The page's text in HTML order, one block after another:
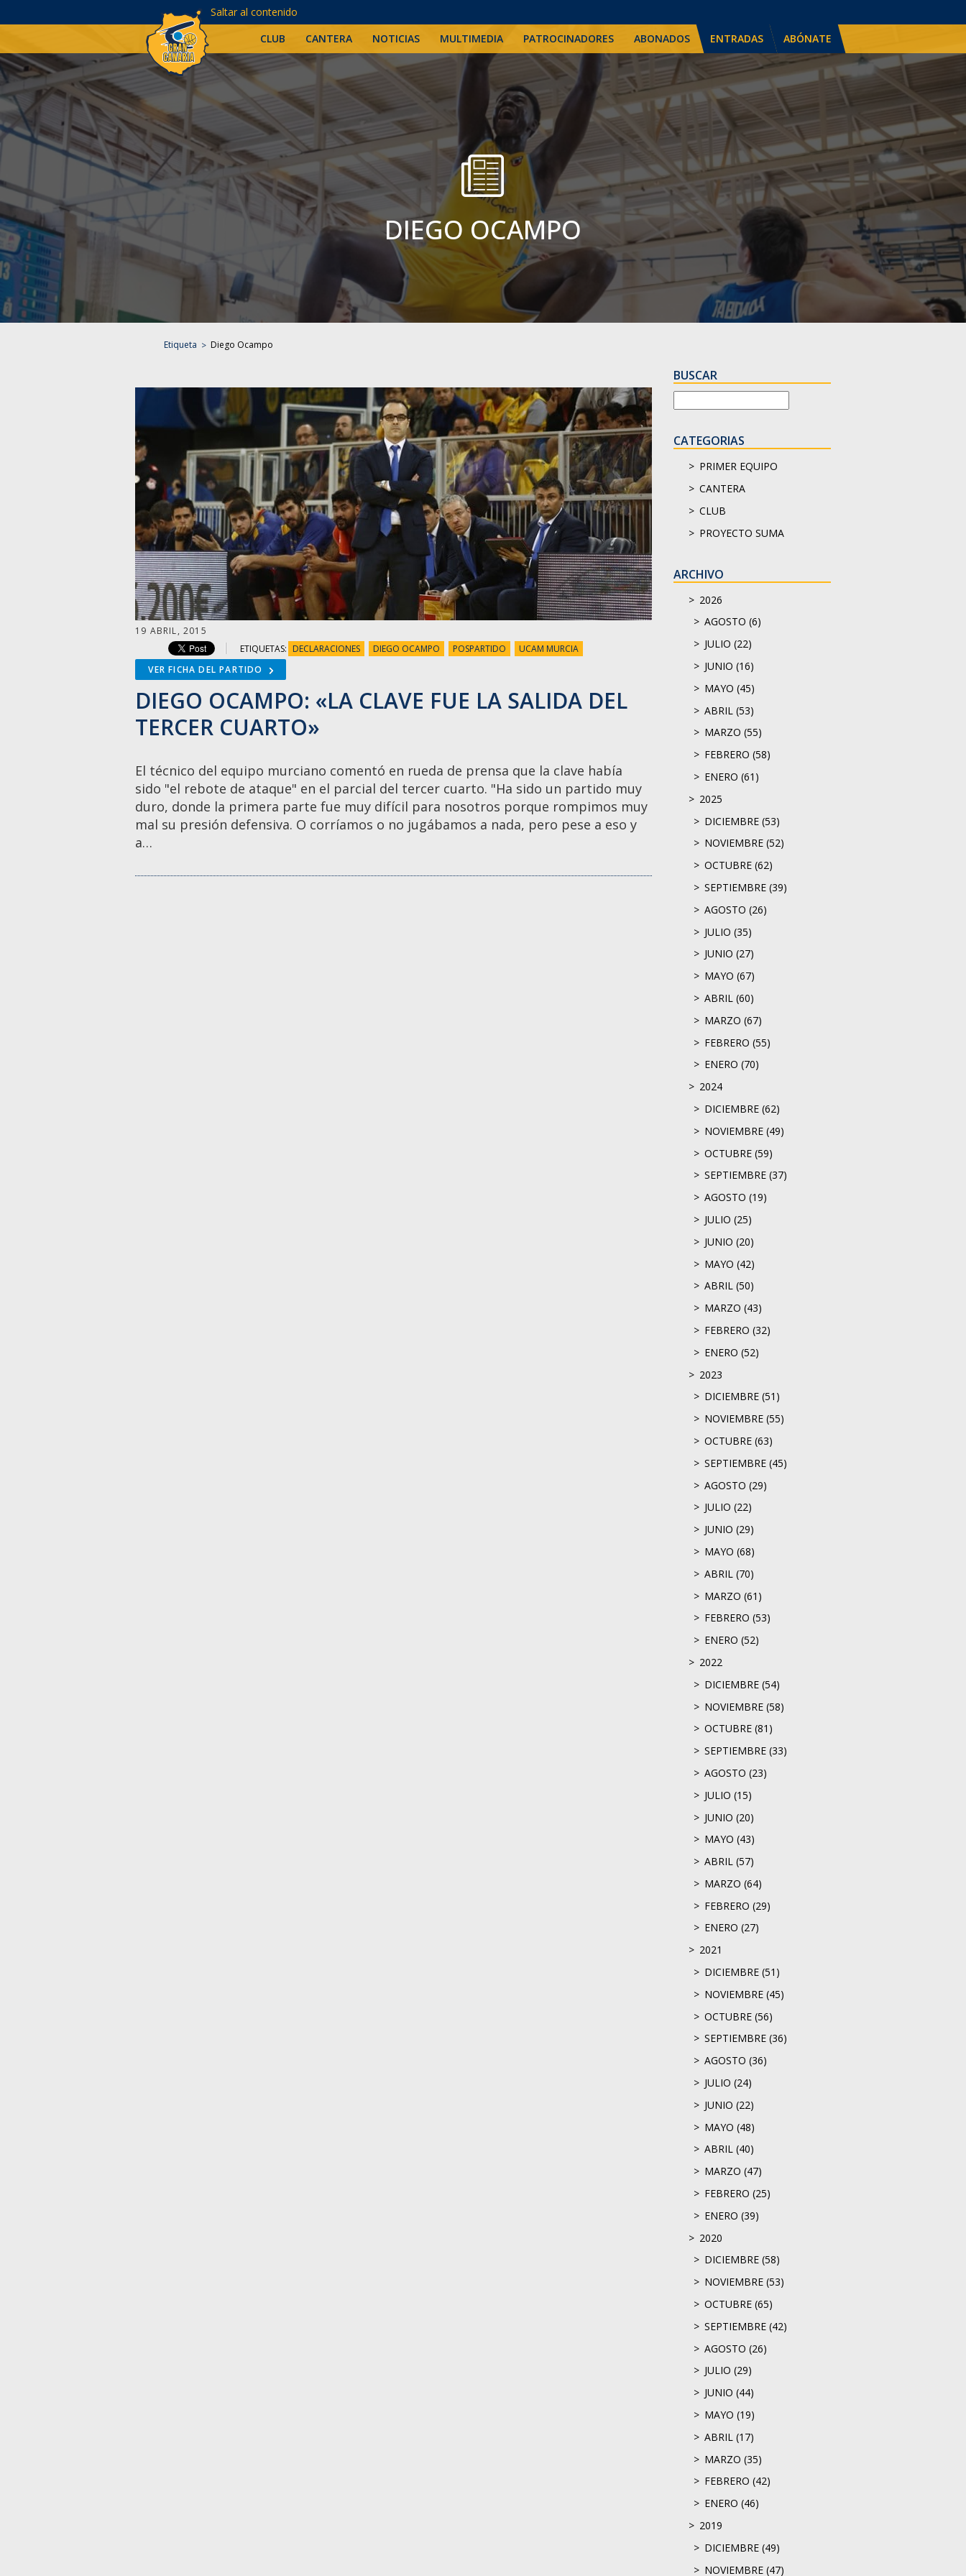
Saltar al contenido
CLUB
CANTERA NOTICIAS MULTIMEDIA PATROCINADORES ABONADOS ENTRADAS ABÓNATE
DIEGO OCAMPO
Etiqueta Diego Ocampo
19 ABRIL, 2015
ETIQUETAS: DECLARACIONES DIEGO OCAMPO POSPARTIDO
UCAM MURCIA
VER FICHA DEL PARTIDO
DIEGO OCAMPO: «LA CLAVE FUE LA SALIDA DEL
TERCER CUARTO»
El técnico del equipo murciano comentó en rueda de prensa que la clave había
sido "el rebote de ataque" en el parcial del tercer cuarto. "Ha sido un partido muy
duro, donde la primera parte fue muy difícil para nosotros porque rompimos muy
mal su presión defensiva. O corríamos o no jugábamos a nada, pero pese a eso y
a…
BUSCAR
CATEGORIAS
PRIMER EQUIPO
CANTERA
CLUB
PROYECTO SUMA
ARCHIVO
2026
AGOSTO (6)
JULIO (22)
JUNIO (16)
MAYO (45)
ABRIL (53)
MARZO (55)
FEBRERO (58)
ENERO (61)
2025
DICIEMBRE (53)
NOVIEMBRE (52)
OCTUBRE (62)
SEPTIEMBRE (39)
AGOSTO (26)
JULIO (35)
JUNIO (27)
MAYO (67)
ABRIL (60)
MARZO (67)
FEBRERO (55)
ENERO (70)
2024
DICIEMBRE (62)
NOVIEMBRE (49)
OCTUBRE (59)
SEPTIEMBRE (37)
AGOSTO (19)
JULIO (25)
JUNIO (20)
MAYO (42)
ABRIL (50)
MARZO (43)
FEBRERO (32)
ENERO (52)
2023
DICIEMBRE (51)
NOVIEMBRE (55)
OCTUBRE (63)
SEPTIEMBRE (45)
AGOSTO (29)
JULIO (22)
JUNIO (29)
MAYO (68)
ABRIL (70)
MARZO (61)
FEBRERO (53)
ENERO (52)
2022
DICIEMBRE (54)
NOVIEMBRE (58)
OCTUBRE (81)
SEPTIEMBRE (33)
AGOSTO (23)
JULIO (15)
JUNIO (20)
MAYO (43)
ABRIL (57)
MARZO (64)
FEBRERO (29)
ENERO (27)
2021
DICIEMBRE (51)
NOVIEMBRE (45)
OCTUBRE (56)
SEPTIEMBRE (36)
AGOSTO (36)
JULIO (24)
JUNIO (22)
MAYO (48)
ABRIL (40)
MARZO (47)
FEBRERO (25)
ENERO (39)
2020
DICIEMBRE (58)
NOVIEMBRE (53)
OCTUBRE (65)
SEPTIEMBRE (42)
AGOSTO (26)
JULIO (29)
JUNIO (44)
MAYO (19)
ABRIL (17)
MARZO (35)
FEBRERO (42)
ENERO (46)
2019
DICIEMBRE (49)
NOVIEMBRE (47)